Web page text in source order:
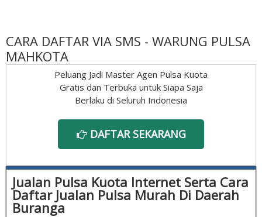
CARA DAFTAR VIA SMS - WARUNG PULSA
MAHKOTA
Peluang Jadi Master Agen Pulsa Kuota
Gratis dan Terbuka untuk Siapa Saja
Berlaku di Seluruh Indonesia
DAFTAR SEKARANG
Jualan Pulsa Kuota Internet Serta Cara
Daftar Jualan Pulsa Murah Di Daerah
Buranga